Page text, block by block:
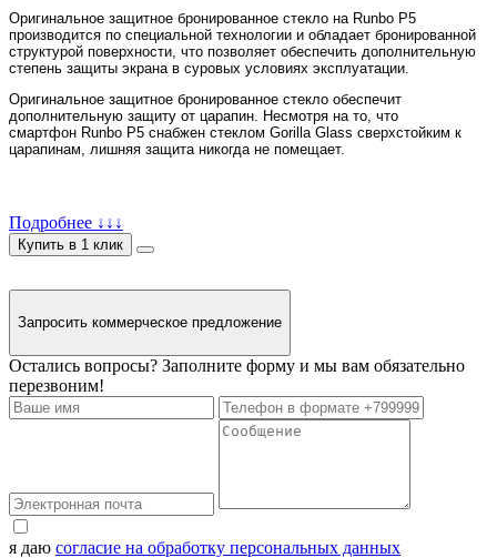
Оригинальное защитное бронированное стекло на Runbo P5
производится по специальной технологии и обладает бронированной
структурой поверхности, что позволяет обеспечить дополнительную
степень защиты экрана в суровых условиях эксплуатации.
Оригинальное защитное бронированное стекло обеспечит
дополнительную защиту от царапин. Несмотря на то, что
смартфон Runbo P5 снабжен стеклом Gorilla Glass сверхстойким к
царапинам, лишняя защита никогда не помещает.
Подробнее ↓↓↓
Купить в 1 клик
Запросить коммерческое предложение
Остались вопросы? Заполните форму и мы вам обязательно
перезвоним!
я даю согласие на обработку персональных данных